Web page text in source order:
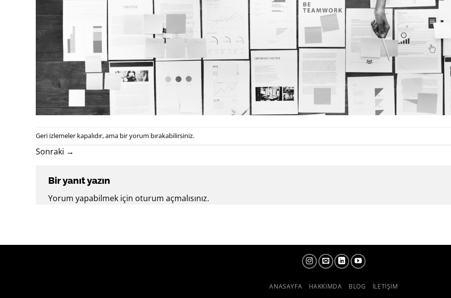
Geri izlemeler kapalıdır, ama bir yorum bırakabilirsiniz.
Sonraki →
Bir yanıt yazın
Yorum yapabilmek için oturum açmalısınız.
ANASAYFA HAKKIMDA BLOG İLETIŞIM